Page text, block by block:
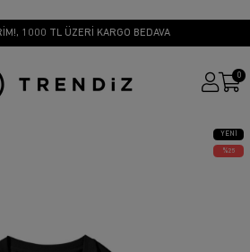
1000 TL ÜZERİ KARGO BEDAVA
0
YENI
ÜRÜN
25